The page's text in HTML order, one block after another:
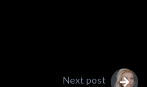
Next post